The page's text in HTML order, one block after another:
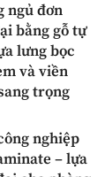
ngủ đơn
bằng gỗ tự
lưng bọc
và viền
trọng
nghiệp
– lựa